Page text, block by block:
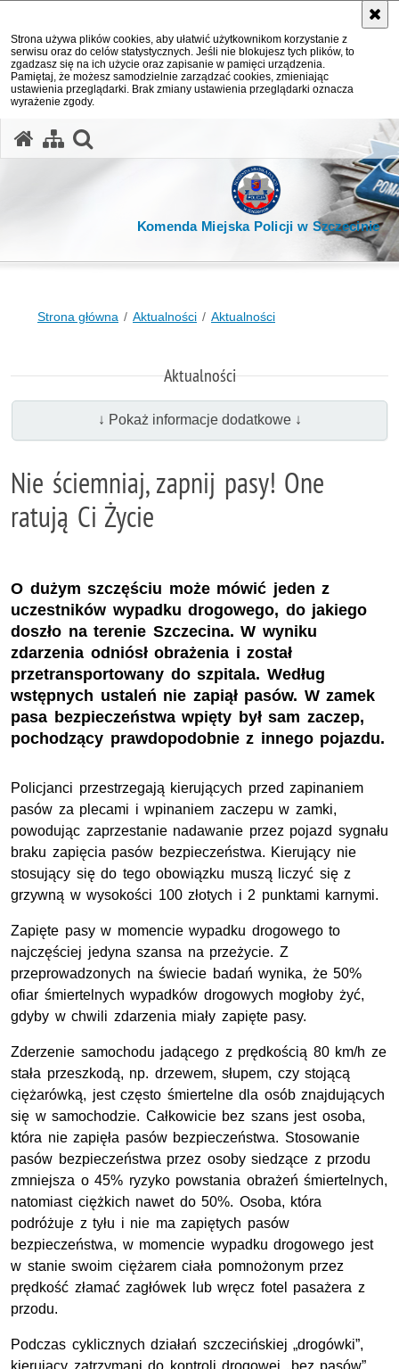
Strona używa plików cookies, aby ułatwić użytkownikom korzystanie z
serwisu oraz do celów statystycznych. Jeśli nie blokujesz tych plików, to
zgadzasz się na ich użycie oraz zapisanie w pamięci urządzenia.
Pamiętaj, że możesz samodzielnie zarządzać cookies, zmieniając
ustawienia przeglądarki. Brak zmiany ustawienia przeglądarki oznacza
wyrażenie zgody.
Komenda Miejska Policji w Szczecinie
Strona główna Aktualności Aktualności
Aktualności
↓ Pokaż informacje dodatkowe ↓
Nie ściemniaj, zapnij pasy! One
ratują Ci Życie
O dużym szczęściu może mówić jeden z
uczestników wypadku drogowego, do jakiego
doszło na terenie Szczecina. W wyniku
zdarzenia odniósł obrażenia i został
przetransportowany do szpitala. Według
wstępnych ustaleń nie zapiął pasów. W zamek
pasa bezpieczeństwa wpięty był sam zaczep,
pochodzący prawdopodobnie z innego pojazdu.
Policjanci przestrzegają kierujących przed zapinaniem
pasów za plecami i wpinaniem zaczepu w zamki,
powodując zaprzestanie nadawanie przez pojazd sygnału
braku zapięcia pasów bezpieczeństwa. Kierujący nie
stosujący się do tego obowiązku muszą liczyć się z
grzywną w wysokości 100 złotych i 2 punktami karnymi.
Zapięte pasy w momencie wypadku drogowego to
najczęściej jedyna szansa na przeżycie. Z
przeprowadzonych na świecie badań wynika, że 50%
ofiar śmiertelnych wypadków drogowych mogłoby żyć,
gdyby w chwili zdarzenia miały zapięte pasy.
Zderzenie samochodu jadącego z prędkością 80 km/h ze
stała przeszkodą, np. drzewem, słupem, czy stojącą
ciężarówką, jest często śmiertelne dla osób znajdujących
się w samochodzie. Całkowicie bez szans jest osoba,
która nie zapięła pasów bezpieczeństwa. Stosowanie
pasów bezpieczeństwa przez osoby siedzące z przodu
zmniejsza o 45% ryzyko powstania obrażeń śmiertelnych,
natomiast ciężkich nawet do 50%. Osoba, która
podróżuje z tyłu i nie ma zapiętych pasów
bezpieczeństwa, w momencie wypadku drogowego jest
w stanie swoim ciężarem ciała pomnożonym przez
prędkość złamać zagłówek lub wręcz fotel pasażera z
przodu.
Podczas cyklicznych działań szczecińskiej „drogówki”,
kierujący zatrzymani do kontroli drogowej „bez pasów”